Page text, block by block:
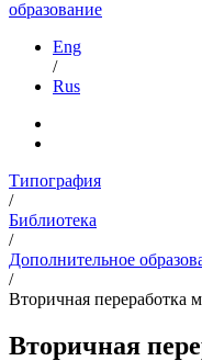
образование
Eng
/
Rus
Типография
/
Библиотека
/
Дополнительное
/
Вторичная переработка
Вторичная